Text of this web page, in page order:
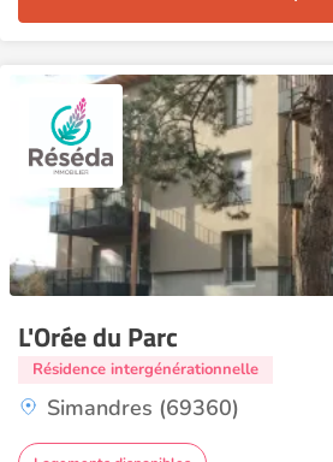
L'Orée du Parc
Résidence intergénérationnelle
Simandres (69360)